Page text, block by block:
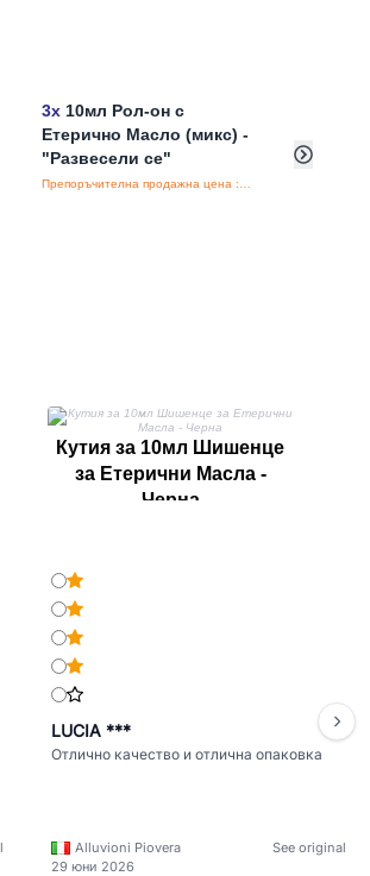
3x10мл Рол-он с
Етерично Масло (микс) -
"Развесели се"
Кутия за 10мл Шишенце
за Етерични Масла -
Черна
LUCIA ***
Отлично качество и отлична опаковка
Alluvioni Piovera
See original
29 юни 2026